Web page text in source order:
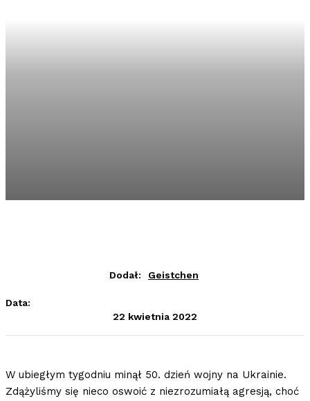
Dodał: Geistchen
Data:
22 kwietnia 2022
W ubiegłym tygodniu minął 50. dzień wojny na Ukrainie.
Zdążyliśmy się nieco oswoić z niezrozumiałą agresją, choć